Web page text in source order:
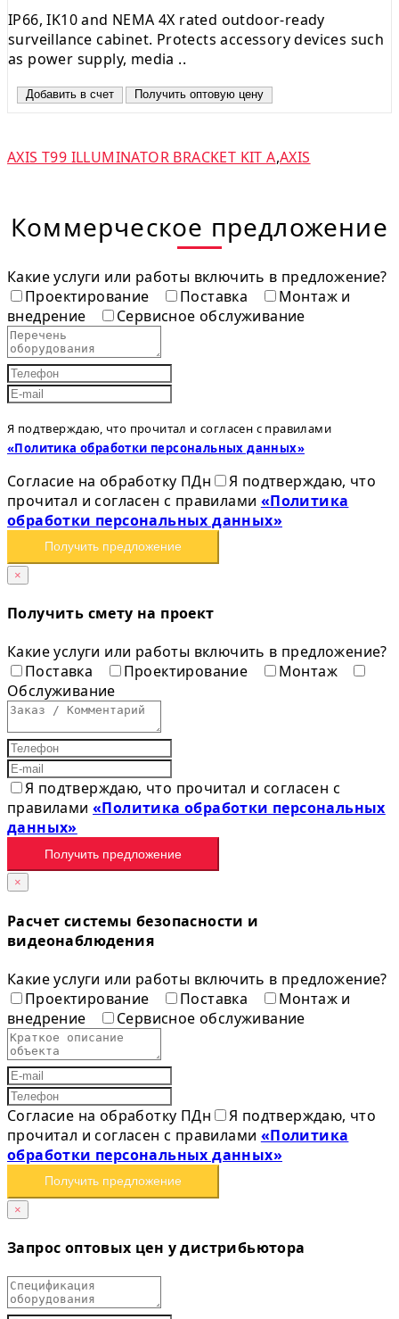
IP66, IK10 and NEMA 4X rated outdoor-ready
surveillance cabinet. Protects accessory devices such
as power supply, media ..
Добавить в счет Получить оптовую цену
AXIS T99 ILLUMINATOR BRACKET KIT A,AXIS
Коммерческое предложение
Какие услуги или работы включить в предложение?
Проектирование
Поставка
Монтаж и
внедрение
Сервисное обслуживание
Я подтверждаю, что прочитал и согласен с правилами
«Политика обработки персональных данных»
Согласие на обработку ПДн
Я подтверждаю, что
прочитал и согласен с правилами «Политика
обработки персональных данных»
Получить предложение
×
Получить смету на проект
Какие услуги или работы включить в предложение?
Поставка
Проектирование
Монтаж
Обслуживание
Я подтверждаю, что прочитал и согласен с
правилами«Политика обработки персональных
данных»
Получить предложение
×
Расчет системы безопасности и
видеонаблюдения
Какие услуги или работы включить в предложение?
Проектирование
Поставка
Монтаж и
внедрение
Сервисное обслуживание
Согласие на обработку ПДн
Я подтверждаю, что
прочитал и согласен с правилами «Политика
обработки персональных данных»
Получить предложение
×
Запрос оптовых цен у дистрибьютора